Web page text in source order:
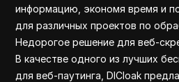
информацию, экономя время и
для различных проектов по
Недорогое решение для веб-
В качестве одного из лучших
для веб-паутинга, DICloak